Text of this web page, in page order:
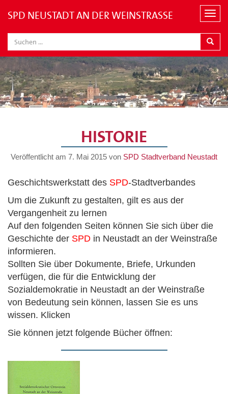
N
v
i
g
a
t
i
o
SPD NEUSTADT AN DER WEINSTRASSE
HISTORIE
Veröffentlicht am 7. Mai 2015 von SPD Stadtverband Neustadt
Geschichtswerkstatt des SPD-Stadtverbandes
Um die Zukunft zu gestalten, gilt es aus der
Vergangenheit zu lernen
Auf den folgenden Seiten können Sie sich über die
Geschichte der SPD in Neustadt an der Weinstraße
informieren.
Sollten Sie über Dokumente, Briefe, Urkunden
verfügen, die für die Entwicklung der
Sozialdemokratie in Neustadt an der Weinstraße
von Bedeutung sein können, lassen Sie es uns
wissen. Klicken
Sie können jetzt folgende Bücher öffnen: